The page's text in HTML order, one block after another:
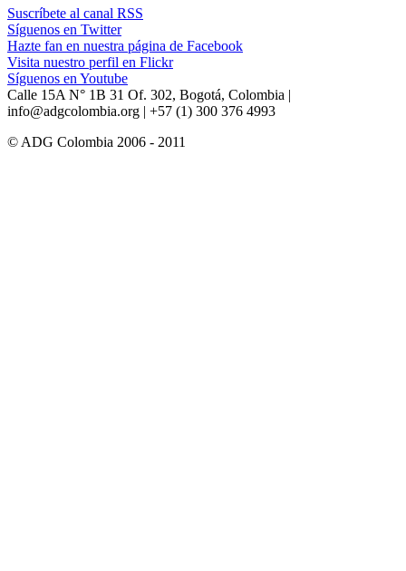
Suscríbete al canal RSS
Síguenos en Twitter
Hazte fan en nuestra página de Facebook
Visita nuestro perfil en Flickr
Síguenos en Youtube
Calle 15A N° 1B 31 Of. 302, Bogotá, Colombia |
info@adgcolombia.org | +57 (1) 300 376 4993
© ADG Colombia 2006 - 2011